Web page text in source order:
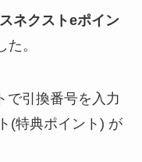
ネクストeポイン
た。
で引換番号を入力
(特典ポイント) が